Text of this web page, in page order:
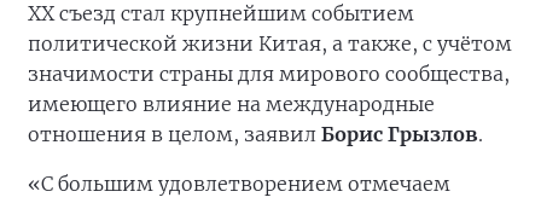
ХХ съезд стал крупнейшим событием
политической жизни Китая, а также, с учётом
значимости страны для мирового сообщества,
имеющего влияние на международные
отношения в целом, заявил Борис Грызлов.
«С большим удовлетворением отмечаем